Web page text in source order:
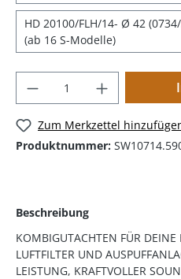
HD 20100/FLH/14- Ø 42
(ab 16 S-Modelle)
Zum Merkzettel
Produktnummer:
Beschreibung
KOMBIGUTACHTEN FÜR
LUFTFILTER UND
LEISTUNG, KRAFTVOLLER